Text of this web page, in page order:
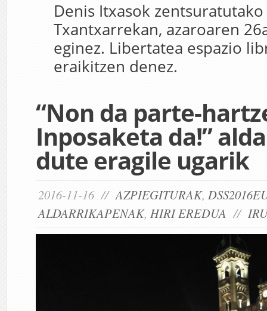
Denis Itxasok
Txantxarrekan, azaroaren
eginez. Libertatea espazio
eraikitzen denez.
“Non da parte-
Inposaketa da!”
dute eragile ugarik
2016-11-16 //AZPIEGITURAK,
ALDARRIKAPENAK, HIRI EREDUA //